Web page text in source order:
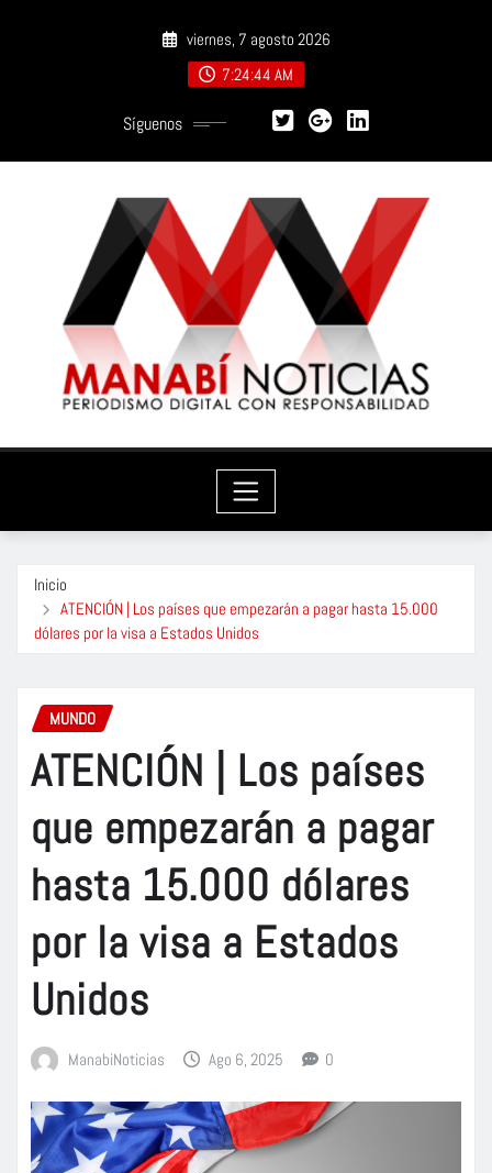
viernes, 7 agosto 2026
7:24:45 AM
Síguenos
Inicio
ATENCIÓN | Los países que empezarán a pagar hasta 15.000
dólares por la visa a Estados Unidos
MUNDO
ATENCIÓN | Los países
que empezarán a pagar
hasta 15.000 dólares
por la visa a Estados
Unidos
ManabiNoticias Ago 6, 2025 0